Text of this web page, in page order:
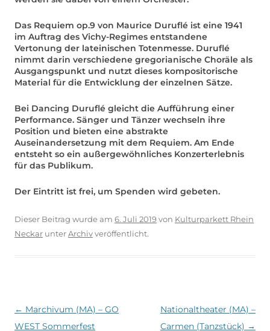
Das Requiem op.9 von Maurice Duruflé ist eine 1941
im Auftrag des Vichy-Regimes entstandene
Vertonung der lateinischen Totenmesse. Duruflé
nimmt darin verschiedene gregorianische Choräle als
Ausgangspunkt und nutzt dieses kompositorische
Material für die Entwicklung der einzelnen Sätze.
Bei Dancing Duruflé gleicht die Aufführung einer
Performance. Sänger und Tänzer wechseln ihre
Position und bieten eine abstrakte
Auseinandersetzung mit dem Requiem. Am Ende
entsteht so ein außergewöhnliches Konzerterlebnis
für das Publikum.
Der Eintritt ist frei, um Spenden wird gebeten.
Dieser Beitrag wurde am 6. Juli 2019von Kulturparkett Rhein
Neckar unterArchivveröffentlicht.
Beitragsnavigation
← Marchivum (MA) – GO
WEST Sommerfest
Nationaltheater (MA) –
Carmen (Tanzstück) →